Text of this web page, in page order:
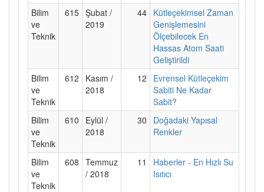
Bilim
ve
Teknik
615 Şubat /
2019
44 Kütleçekimsel Zaman
Genişlemesini
Ölçebilecek En
Hassas Atom Saati
Geliştirildi
Bilim
ve
Teknik
612
Kasım /
2018
12
Evrensel Kütleçekim
Sabiti Ne Kadar
Sabit?
Bilim
ve
Teknik
610
Eylül /
2018
30
Doğadaki Yapısal
Renkler
Bilim
ve
Teknik
608 Temmuz
/ 2018
11
Haberler - En Hızlı Su
Isıtıcı